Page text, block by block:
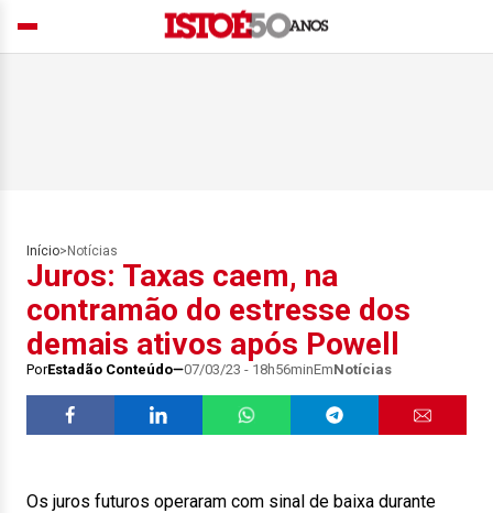
Início> Notícias
Juros: Taxas caem, na
contramão do estresse dos
demais ativos após Powell
PorEstadão Conteúdo 07/03/23 - 18h56minEmNotícias
Os juros futuros operaram com sinal de baixa durante